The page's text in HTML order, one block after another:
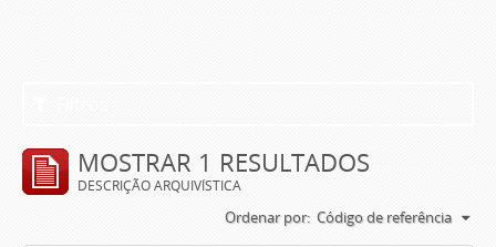
MOSTRAR 1 RESULTADOS
DESCRIÇÃO ARQUIVÍSTICA
Ordenar por: Código de referência